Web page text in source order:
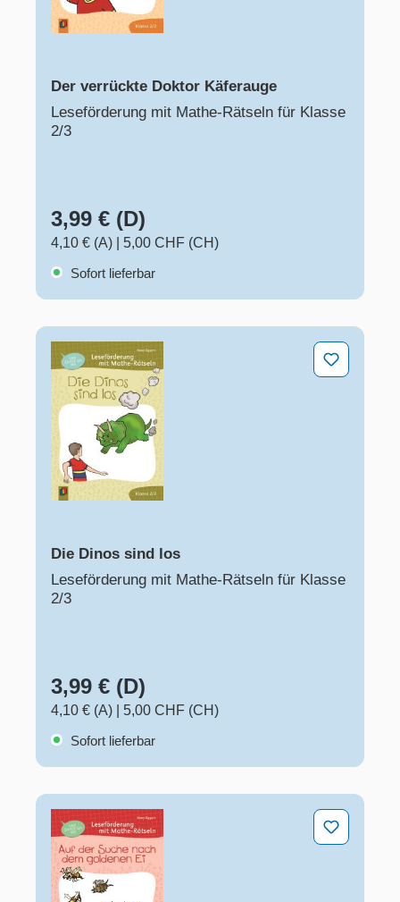
Der verrückte Doktor Käferauge
Leseförderung mit Mathe-Rätseln für Klasse
2/3
3,99 € (D)
4,10 € (A)
5,00 CHF (CH)
Sofort lieferbar
Die Dinos sind los
Die Dinos sind los
Leseförderung mit Mathe-Rätseln für Klasse
2/3
3,99 € (D)
4,10 € (A)
5,00 CHF (CH)
Sofort lieferbar
Auf der Suche nach dem goldenen Ei